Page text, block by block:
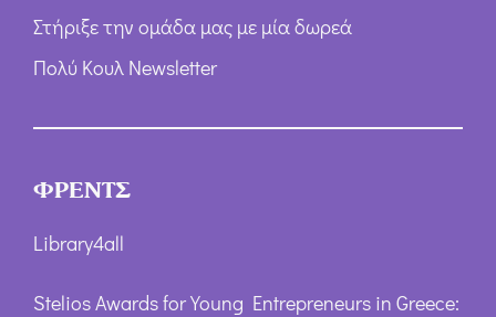
Στήριξε την ομάδα μας με μία δωρεά
Πολύ Κουλ Newsletter
ΦΡΕΝΤΣ
Library4all
Stelios Awards for Young Entrepreneurs in Greece: